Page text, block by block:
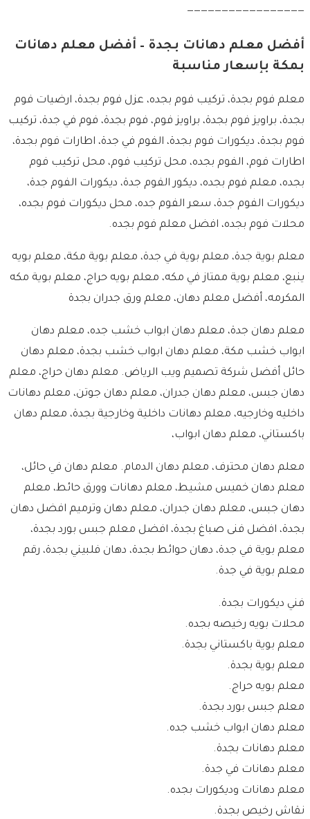
—————————————————
أفضل معلم دهانات بجدة – أفضل معلم دهانات
بمكة بإسعار مناسبة
معلم فوم بجدة، تركيب فوم بجده، عزل فوم بجدة، ارضيات فوم
بجدة، براويز فوم بجدة، براويز فوم، فوم بجدة، فوم في جدة، تركيب
فوم بجدة، ديكورات فوم بجدة، الفوم في جدة، اطارات فوم بجدة،
اطارات فوم، الفوم بجده، محل تركيب فوم، محل تركيب فوم
بجده، معلم فوم بجده، ديكور الفوم جدة، ديكورات الفوم جدة،
ديكورات الفوم جدة، سعر الفوم جده، محل ديكورات فوم بجده،
محلات فوم بجده، افضل معلم فوم بجده.
معلم بوية جدة، معلم بوية في جدة، معلم بوية مكة، معلم بويه
ينبع، معلم بوية ممتاز في مكه، معلم بويه حراج، معلم بوية مكه
المكرمه، أفضل معلم دهان، معلم ورق جدران بجدة
معلم دهان جدة، معلم دهان ابواب خشب جده، معلم دهان
ابواب خشب مكة، معلم دهان ابواب خشب بجدة، معلم دهان
حائل أفضل شركة تصميم ويب الرياض. معلم دهان حراج، معلم
دهان جبس، معلم دهان جدران، معلم دهان جوتن، معلم دهانات
داخليه وخارجيه، معلم دهانات داخلية وخارجية بجدة، معلم دهان
باكستاني، معلم دهان ابواب،
معلم دهان محترف، معلم دهان الدمام. معلم دهان في حائل،
معلم دهان خميس مشيط، معلم دهانات وورق حائط، معلم
دهان جبس، معلم دهان جدران، معلم دهان وترميم افضل دهان
بجدة، افضل فنى صباغ بجدة، افضل معلم جبس بورد بجدة،
معلم بوية في جدة، دهان حوائط بجدة، دهان فلبيني بجدة، رقم
معلم بوية في جدة.
فني ديكورات بجدة.
محلات بويه رخيصه بجده.
معلم بوية باكستاني بجدة.
معلم بوية بجدة.
معلم بويه حراج.
معلم جبس بورد بجدة.
معلم دهان ابواب خشب جده.
معلم دهانات بجدة.
معلم دهانات في جدة.
معلم دهانات وديكورات بجده.
نقاش رخيص بجدة.